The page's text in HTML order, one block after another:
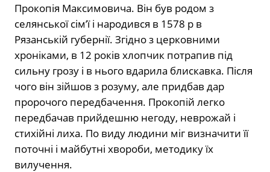
Прокопія Максимовича. Він був родом з
селянської сім’ї і народився в 1578 р в
Рязанській губернії. Згідно з церковними
хроніками, в 12 років хлопчик потрапив під
сильну грозу і в нього вдарила блискавка. Після
чого він зійшов з розуму, але придбав дар
пророчого передбачення. Прокопій легко
передбачав прийдешню негоду, неврожай і
стихійні лиха. По виду людини міг визначити її
поточні і майбутні хвороби, методику їх
вилучення.